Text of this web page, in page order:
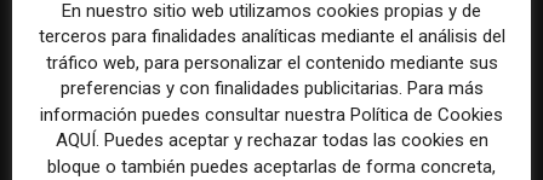
y negocios periodísticos
grandes grupos de prensa
tradicionales
En nuestro sitio web utilizamos cookies propias y de
terceros para finalidades analíticas mediante el análisis del
tráfico web, para personalizar el contenido mediante sus
preferencias y con finalidades publicitarias. Para más
información puedes consultar nuestra Política de Cookies
AQUÍ. Puedes aceptar y rechazar todas las cookies en
bloque o también puedes aceptarlas de forma concreta,